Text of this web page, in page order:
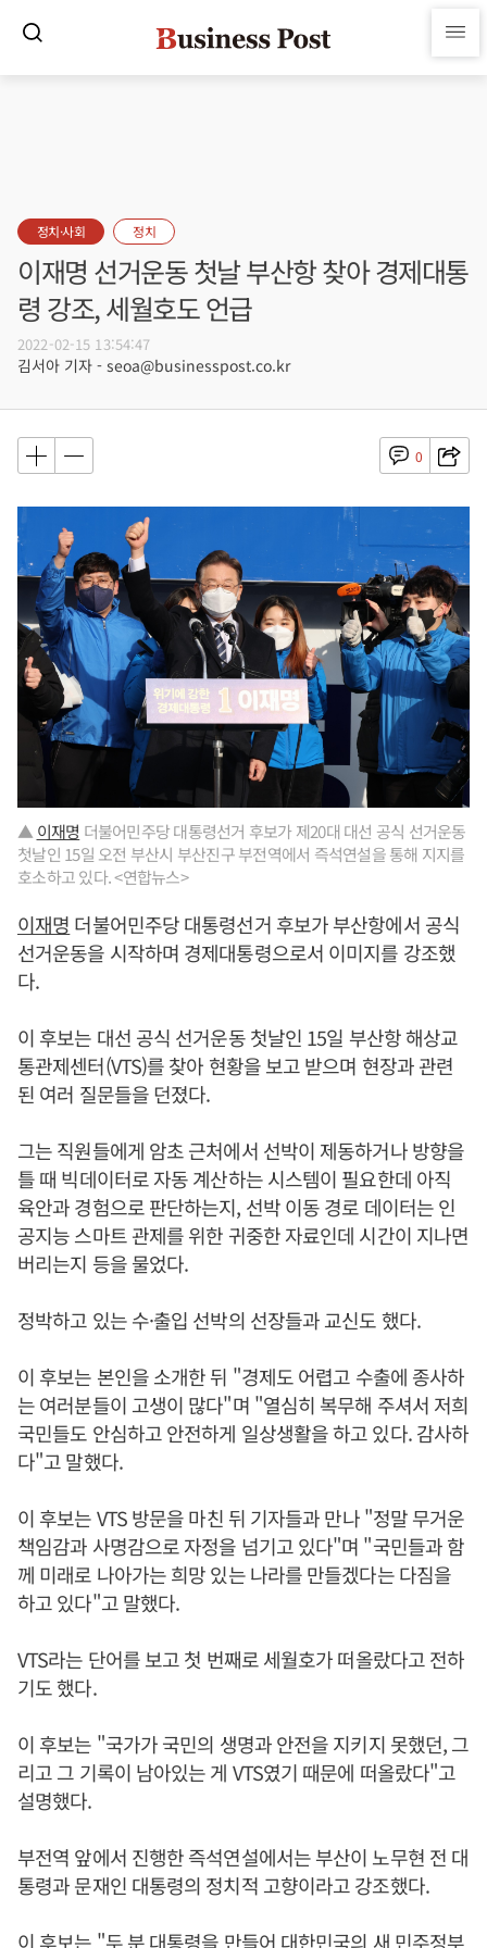
정치·사회 정치
이재명 선거운동 첫날 부산항 찾아 경제대통
령 강조, 세월호도 언급
2022-02-15 13:54:47
김서아 기자 - seoa@businesspost.co.kr
0
▲이재명 더불어민주당 대통령선거 후보가 제20대 대선 공식 선거운동
첫날인 15일 오전 부산시 부산진구 부전역에서 즉석연설을 통해 지지를
호소하고 있다. <연합뉴스>
이재명 더불어민주당 대통령선거 후보가 부산항에서 공식
선거운동을 시작하며 경제대통령으로서 이미지를 강조했
다.
이 후보는 대선 공식 선거운동 첫날인 15일 부산항 해상교
통관제센터(VTS)를 찾아 현황을 보고 받으며 현장과 관련
된 여러 질문들을 던졌다.
그는 직원들에게 암초 근처에서 선박이 제동하거나 방향을
틀 때 빅데이터로 자동 계산하는 시스템이 필요한데 아직
육안과 경험으로 판단하는지, 선박 이동 경로 데이터는 인
공지능 스마트 관제를 위한 귀중한 자료인데 시간이 지나면
버리는지 등을 물었다.
정박하고 있는 수·출입 선박의 선장들과 교신도 했다.
이 후보는 본인을 소개한 뒤 "경제도 어렵고 수출에 종사하
는 여러분들이 고생이 많다"며 "열심히 복무해 주셔서 저희
국민들도 안심하고 안전하게 일상생활을 하고 있다. 감사하
다"고 말했다.
이 후보는 VTS 방문을 마친 뒤 기자들과 만나 "정말 무거운
책임감과 사명감으로 자정을 넘기고 있다"며 "국민들과 함
께 미래로 나아가는 희망 있는 나라를 만들겠다는 다짐을
하고 있다"고 말했다.
VTS라는 단어를 보고 첫 번째로 세월호가 떠올랐다고 전하
기도 했다.
이 후보는 "국가가 국민의 생명과 안전을 지키지 못했던, 그
리고 그 기록이 남아있는 게 VTS였기 때문에 떠올랐다"고
설명했다.
부전역 앞에서 진행한 즉석연설에서는 부산이 노무현 전 대
통령과 문재인 대통령의 정치적 고향이라고 강조했다.
이 후보는 "두 분 대통령을 만들어 대한민국의 새 민주정부